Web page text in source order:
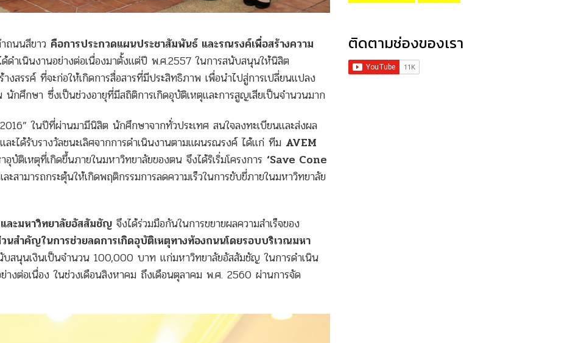
ถนนสีขาว คือการประกวดแผนประชาสัมพันธ์ และรณรงค์เพื่อสร้างความ
ดำเนินงานอย่างต่อเนื่องมาตั้งแต่ปี พ.ศ.2557 ในการสนับสนุนให้นิสิต
สรรค์ ที่จะก่อให้เกิดการสื่อสารที่มีประสิทธิภาพ เพื่อนำไปสู่การเปลี่ยนแปลง
กศึกษา ซึ่งเป็นช่วงอายุที่มีสถิติการเกิดอุบัติเหตุและการสูญเสียเป็นจำนวนมาก
ในปีที่ผ่านมามีนิสิต นักศึกษาจากทั่วประเทศ สนใจลงทะเบียนและส่งผล
ได้รับรางวัลชนะเลิศจากการดำเนินงานตามแผนรณรงค์ ได้แก่ ทีม AVEM
บัติเหตุที่เกิดขึ้นภายในมหาวิทยาลัยของตน จึงได้ริเริ่มโครงการ ‘Save Cone
ะสามารถกระตุ้นให้เกิดพฤติกรรมการลดความเร็วในการขับขี่ภายในมหาวิทยาลัย
ละมหาวิทยาลัยอัสสัมชัญ จึงได้ร่วมมือกันในการขยายผลความสำเร็จของ
นสำคัญในการช่วยลดการเกิดอุบัติเหตุทางท้องถนนโดยรอบบริเวณมหา
บสนุนเงินเป็นจำนวน 100,000 บาท แก่มหาวิทยาลัยอัสสัมชัญ ในการดำเนิน
างต่อเนื่อง ในช่วงเดือนสิงหาคม ถึงเดือนตุลาคม พ.ศ. 2560 ผ่านการจัด
ติดตามช่องของเรา